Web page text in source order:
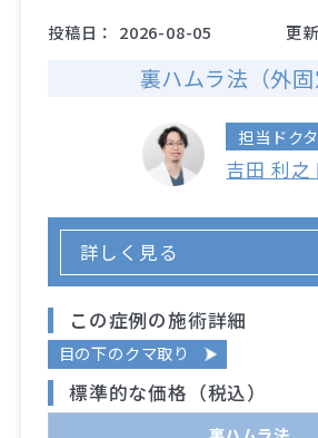
投稿日： 2026-08-05 更
裏ハムラ法（外固
担当ドク
吉田 利之
詳しく見る
この症例の施術詳細
目の下のクマ取り
標準的な価格（税込）